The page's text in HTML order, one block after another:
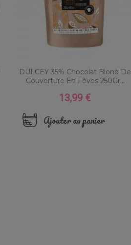
DULCEY 35% Chocolat Blond De
Couverture En Fèves 250Gr...
Prix
13,99 €
Ajouter au panier